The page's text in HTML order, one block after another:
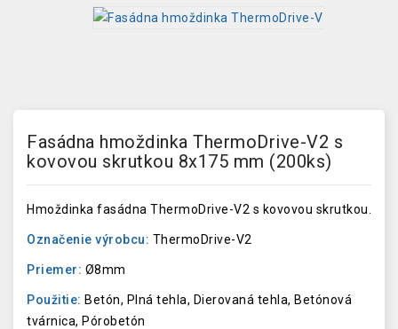
Fasádna hmoždinka ThermoDrive-V2 s
kovovou skrutkou 8x175 mm (200ks)
Hmoždinka fasádna ThermoDrive-V2 s kovovou skrutkou.
Označenie výrobcu: ThermoDrive-V2
Priemer: Ø8mm
Použitie: Betón, Plná tehla, Dierovaná tehla, Betónová
tvárnica, Pórobetón